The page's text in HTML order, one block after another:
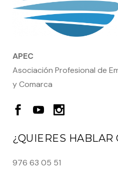
APEC
Asociación Profesional de
y Comarca
¿QUIERES HABLAR
976 63 05 51